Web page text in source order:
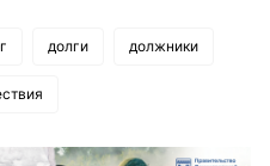
долги должники